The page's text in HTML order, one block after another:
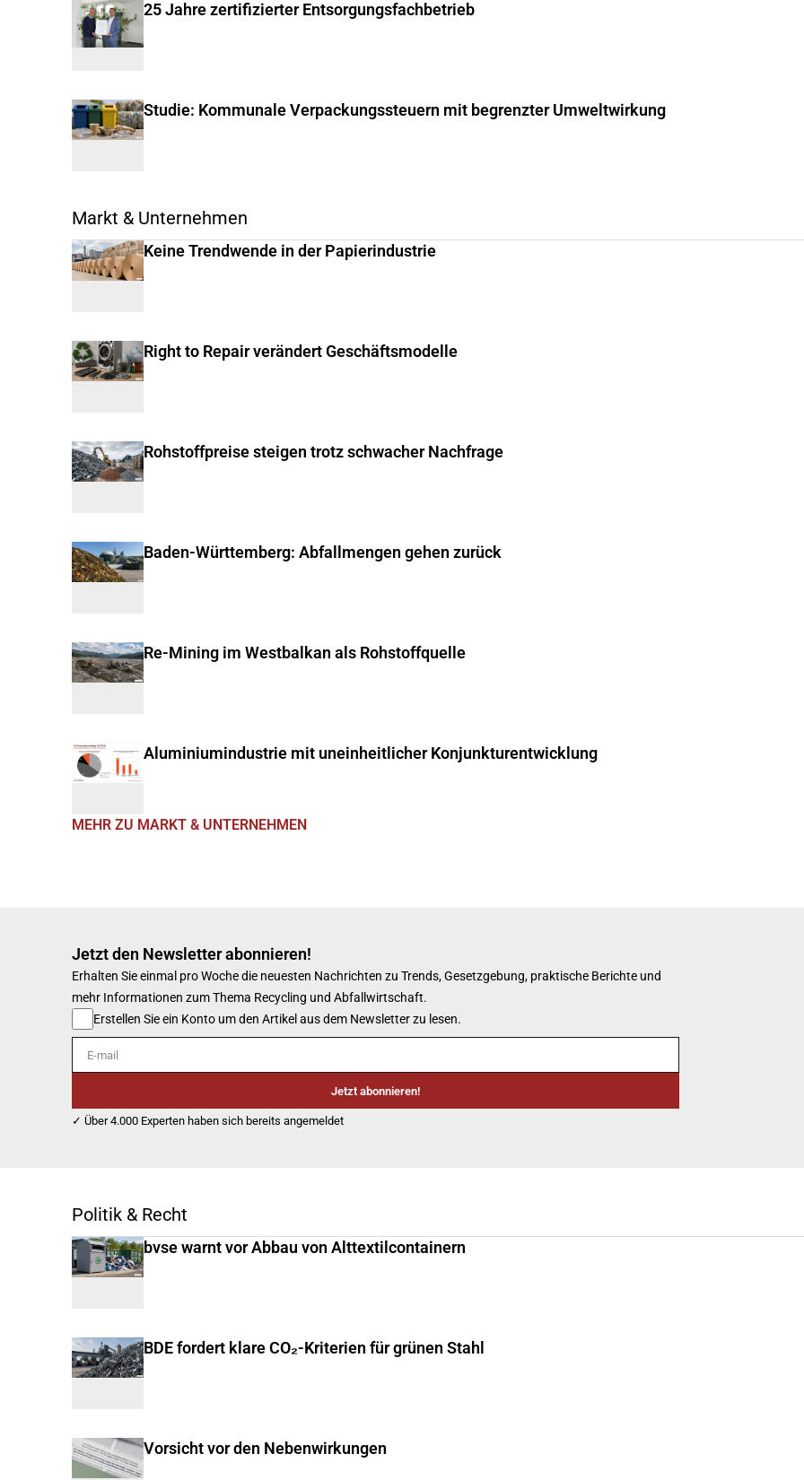
25 Jahre zertifizierter Entsorgungsfachbetrieb
Studie: Kommunale Verpackungssteuern mit begrenzter Umweltwirkung
Markt & Unternehmen
Keine Trendwende in der Papierindustrie
Right to Repair verändert Geschäftsmodelle
Rohstoffpreise steigen trotz schwacher Nachfrage
Baden-Württemberg: Abfallmengen gehen zurück
Re-Mining im Westbalkan als Rohstoffquelle
Aluminiumindustrie mit uneinheitlicher Konjunkturentwicklung
MEHR ZU MARKT & UNTERNEHMEN
Jetzt den Newsletter abonnieren!
Erhalten Sie einmal pro Woche die neuesten Nachrichten zu Trends, Gesetzgebung, praktische Berichte und
mehr Informationen zum Thema Recycling und Abfallwirtschaft.
Erstellen Sie ein Konto um den Artikel aus dem Newsletter zu lesen.
E-mail
Jetzt abonnieren!
✓ Über 4.000 Experten haben sich bereits angemeldet
Politik & Recht
bvse warnt vor Abbau von Alttextilcontainern
BDE fordert klare CO₂-Kriterien für grünen Stahl
Vorsicht vor den Nebenwirkungen